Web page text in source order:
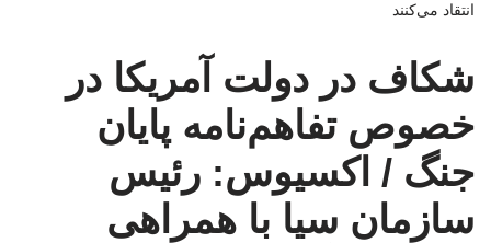
انتقاد می‌کنند
شکاف در دولت آمریکا در
خصوص تفاهم‌نامه پایان
جنگ / اکسیوس: رئیس
سازمان سیا با همراهی